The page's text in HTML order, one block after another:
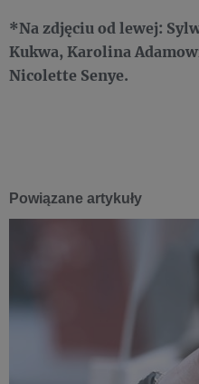
*Na zdjęciu od lewej:
Kukwa, Karolina
Nicolette Senye.
Powiązane artykuły